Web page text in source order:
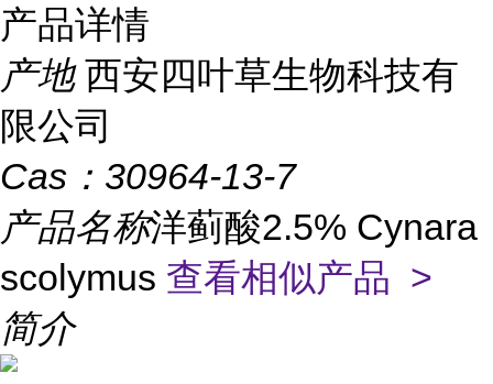
产品详情
产地 西安四叶草生物科技有
限公司
Cas： 30964-13-7
产品名称洋蓟酸2.5% Cynara
scolymus 查看相似产品 >
简介